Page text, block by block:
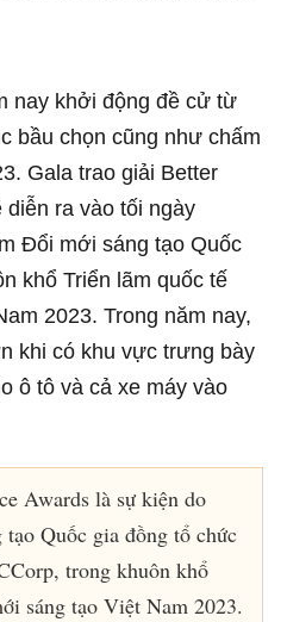
nay khởi động đề cử từ
bầu chọn cũng như chấm
Gala trao giải Better
diễn ra vào tối ngày
Đổi mới sáng tạo Quốc
khổ Triển lãm quốc tế
2023. Trong năm nay,
khi có khu vực trưng bày
ô tô và cả xe máy vào
Awards là sự kiện do
Quốc gia đồng tổ chức
trong khuôn khổ
sáng tạo Việt Nam 2023.